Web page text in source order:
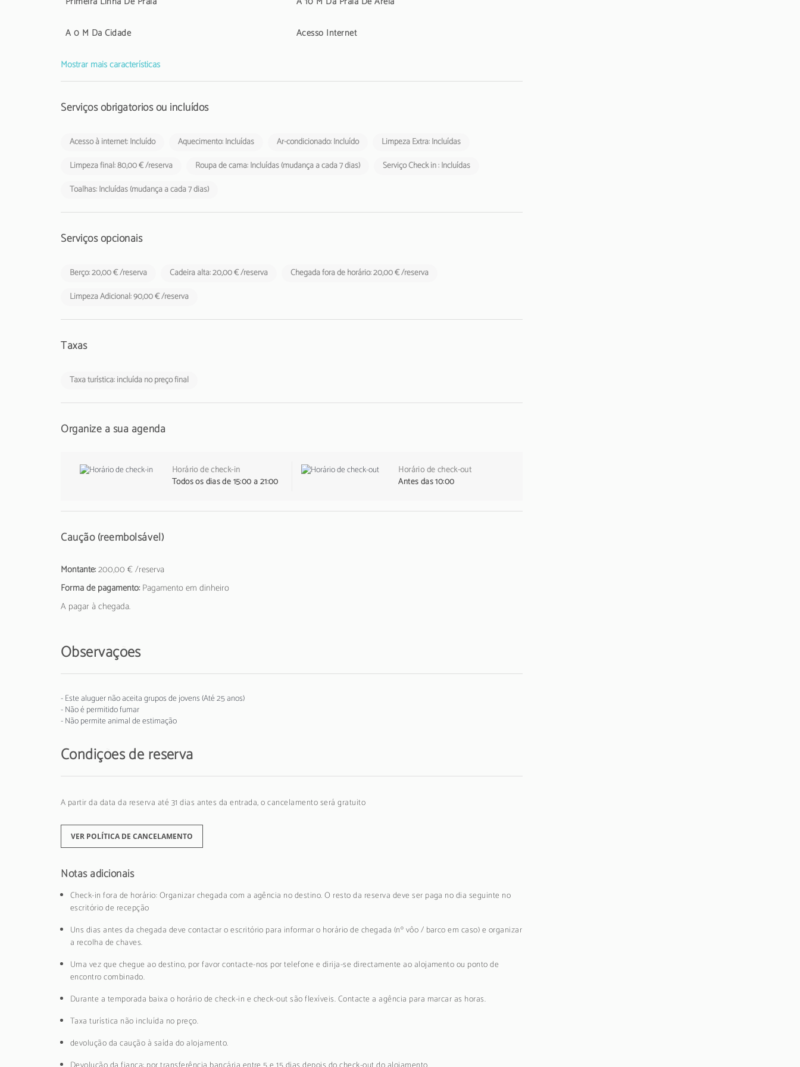
A 0 M Da Cidade Acesso Internet
Mostrar mais características
Serviços obrigatórios ou incluídos
Acesso à internet: Incluído Aquecimento: Incluídas Ar-condicionado: Incluído
Limpeza Extra: Incluídas
Limpeza final: 80,00 € /reserva
Roupa de cama: Incluídas (mudança a cada 7 dias)
Serviço Check in : Incluídas
Toalhas: Incluídas (mudança a cada 7 dias)
Serviços opcionais
Berço: 20,00 € /reserva Cadeira alta: 20,00 € /reserva
Chegada fora de horário: 20,00 € /reserva
Limpeza Adicional: 90,00 € /reserva
Taxas
Taxa turística: incluída no preço final
Organize a sua agenda
Horário de check-in
Todos os dias de 15:00 a 21:00
Horário de check-out
Antes das 10:00
Caução (reembolsável)
Montante:200,00 € /reserva
Forma de pagamento:Pagamento em dinheiro
A pagar à chegada.
Observações
- Este aluguer não aceita grupos de jovens (Até 25 anos)
- Não é permitido fumar
- Não permite animal de estimação
Condições de reserva
A partir da data da reserva até 31 dias antes da entrada, o cancelamento será gratuito
VER POLÍTICA DE CANCELAMENTO
Notas adicionais
Check-in fora de horário: Organizar chegada com a agência no destino. O resto da reserva deve ser paga no dia seguinte no
escritório de recepção
Uns dias antes da chegada deve contactar o escritório para informar o horário de chegada (nº vôo / barco em caso) e organizar
a recolha de chaves.
Uma vez que chegue ao destino, por favor contacte-nos por telefone e dirija-se directamente ao alojamento ou ponto de
encontro combinado.
Durante a temporada baixa o horário de check-in e check-out são flexíveis. Contacte a agência para marcar as horas.
Taxa turística não incluída no preço.
devolução da caução à saída do alojamento.